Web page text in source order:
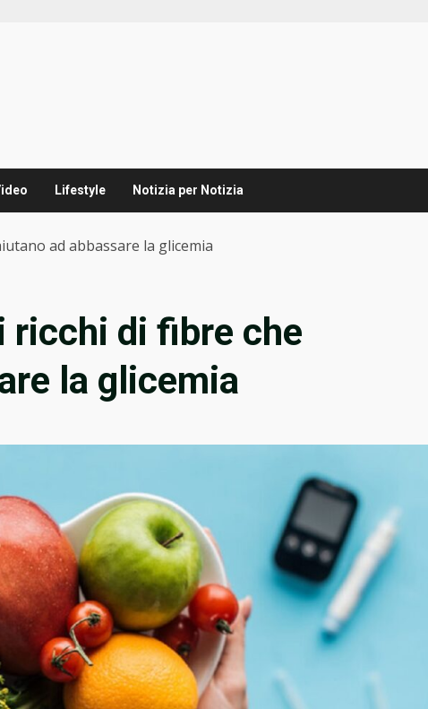
Lifestyle Notizia per Notizia
ad abbassare la glicemia
ricchi di fibre che
la glicemia